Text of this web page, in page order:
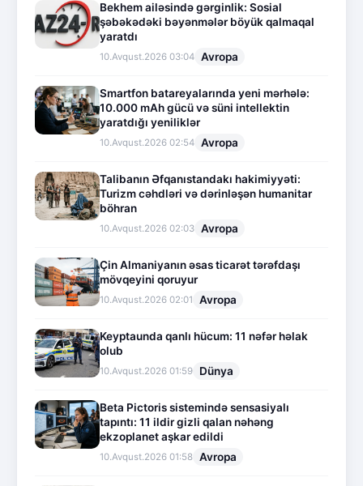
Bekhem ailəsində gərginlik: Sosial
şəbəkədəki bəyənmələr böyük qalmaqal
yaratdı
10.Avqust.2026 03:04 Avropa
Smartfon batareyalarında yeni mərhələ:
10.000 mAh gücü və süni intellektin
yaratdığı yeniliklər
10.Avqust.2026 02:54 Avropa
Talibanın Əfqanıstandakı hakimiyyəti:
Turizm cəhdləri və dərinləşən humanitar
böhran
10.Avqust.2026 02:03 Avropa
Çin Almaniyanın əsas ticarət tərəfdaşı
mövqeyini qoruyur
10.Avqust.2026 02:01 Avropa
Keyptaunda qanlı hücum: 11 nəfər həlak
olub
10.Avqust.2026 01:59 Dünya
Beta Pictoris sistemində sensasiyalı
tapıntı: 11 ildir gizli qalan nəhəng
ekzoplanet aşkar edildi
10.Avqust.2026 01:58 Avropa